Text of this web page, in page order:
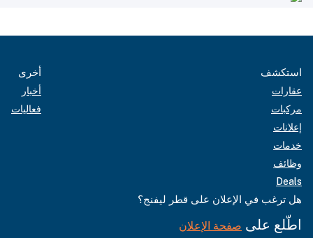
استكشف
عقارات
مركبات
إعلانات
خدمات
وظائف
Deals
أخرى
أخبار
فعاليات
هل ترغب في الإعلان على قطر ليفنج؟
اطّلع على صفحة الإعلان